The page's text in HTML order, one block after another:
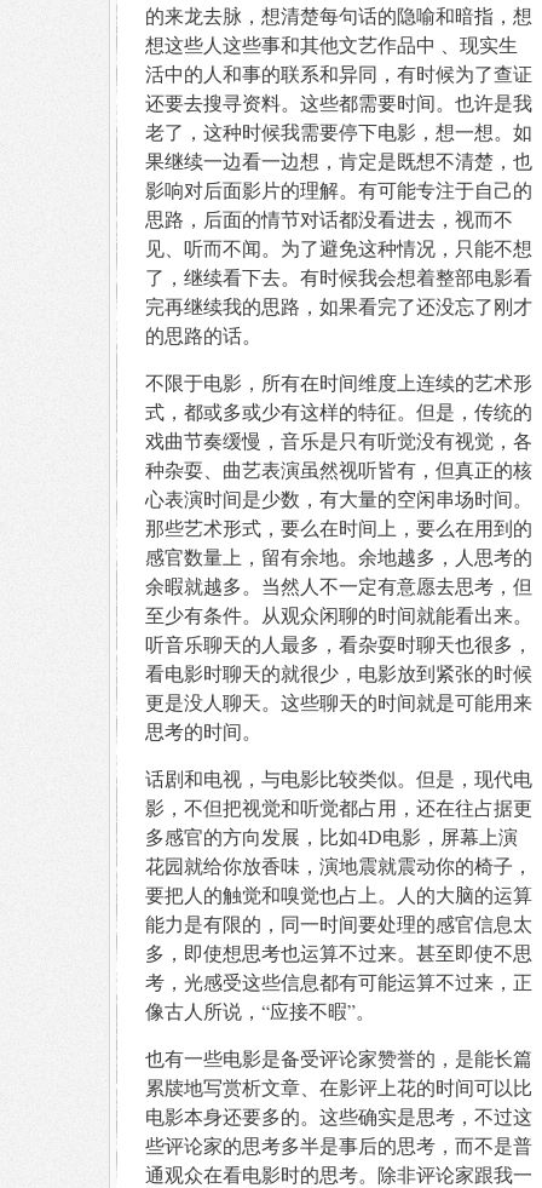
的来龙去脉，想清楚每句话的隐喻和暗指，想
想这些人这些事和其他文艺作品中 、现实生
活中的人和事的联系和异同，有时候为了查证
还要去搜寻资料。这些都需要时间。也许是我
老了，这种时候我需要停下电影，想一想。如
果继续一边看一边想，肯定是既想不清楚，也
影响对后面影片的理解。有可能专注于自己的
思路，后面的情节对话都没看进去，视而不
见、听而不闻。为了避免这种情况，只能不想
了，继续看下去。有时候我会想着整部电影看
完再继续我的思路，如果看完了还没忘了刚才
的思路的话。
不限于电影，所有在时间维度上连续的艺术形
式，都或多或少有这样的特征。但是，传统的
戏曲节奏缓慢，音乐是只有听觉没有视觉，各
种杂耍、曲艺表演虽然视听皆有，但真正的核
心表演时间是少数，有大量的空闲串场时间。
那些艺术形式，要么在时间上，要么在用到的
感官数量上，留有余地。余地越多，人思考的
余暇就越多。当然人不一定有意愿去思考，但
至少有条件。从观众闲聊的时间就能看出来。
听音乐聊天的人最多，看杂耍时聊天也很多，
看电影时聊天的就很少，电影放到紧张的时候
更是没人聊天。这些聊天的时间就是可能用来
思考的时间。
话剧和电视，与电影比较类似。但是，现代电
影，不但把视觉和听觉都占用，还在往占据更
多感官的方向发展，比如4D电影，屏幕上演
花园就给你放香味，演地震就震动你的椅子，
要把人的触觉和嗅觉也占上。人的大脑的运算
能力是有限的，同一时间要处理的感官信息太
多，即使想思考也运算不过来。甚至即使不思
考，光感受这些信息都有可能运算不过来，正
像古人所说，“应接不暇”。
也有一些电影是备受评论家赞誉的，是能长篇
累牍地写赏析文章、在影评上花的时间可以比
电影本身还要多的。这些确实是思考，不过这
些评论家的思考多半是事后的思考，而不是普
通观众在看电影时的思考。除非评论家跟我一